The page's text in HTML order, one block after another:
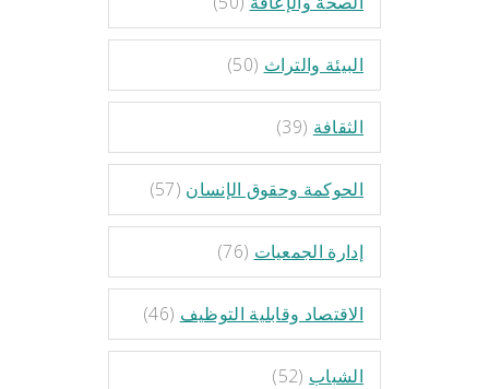
البيئة والتراث (50)
الثقافة (39)
الحوكمة وحقوق الإنسان (57)
إدارة الجمعيات (76)
الاقتصاد وقابلية التوظيف (46)
الشباب (52)